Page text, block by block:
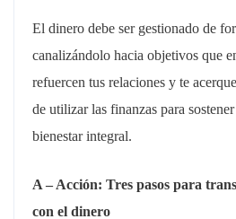
El dinero debe ser gestionado de
canalizándolo hacia objetivos que
refuercen tus relaciones y te
de utilizar las finanzas para
bienestar integral.
A – Acción: Tres pasos para
con el dinero